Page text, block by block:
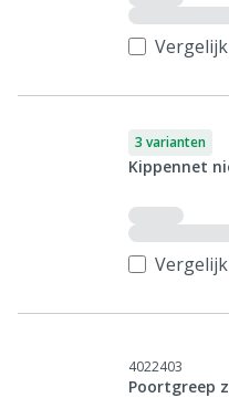
Vergelijk
3 varianten
Kippennet
Vergelijk
4022403
Poortgreep